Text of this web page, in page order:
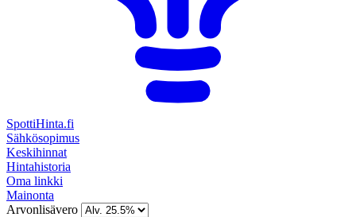
SpottiHinta.fi
Sähkösopimus
Keskihinnat
Hintahistoria
Oma linkki
Mainonta
Arvonlisävero